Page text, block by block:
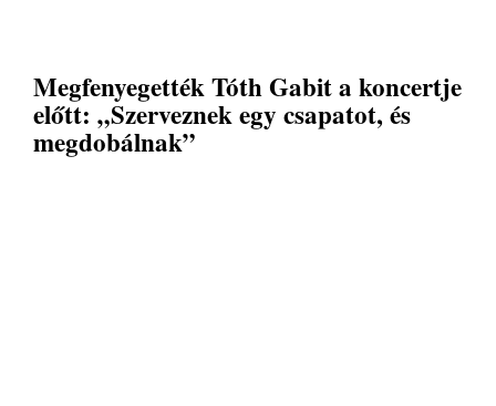
Megfenyegették Tóth Gabit a koncertje
előtt: „Szerveznek egy csapatot, és
megdobálnak”